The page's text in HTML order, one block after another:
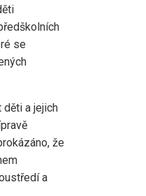
se
a jejich
že
a